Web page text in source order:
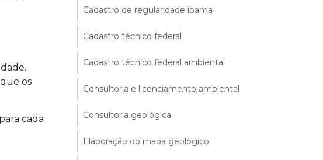
os
cada
Cadastro de regularidade ibama
Cadastro técnico federal
Cadastro técnico federal ambiental
Consultoria e licenciamento ambiental
Consultoria geológica
Elaboração do mapa geológico